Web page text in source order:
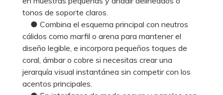
tonos de soporte claros.
● Combina el esquema principal con neutros
cálidos como marfil o arena para mantener el
diseño legible, e incorpora pequeños toques de
coral, ámbar o cobre si necesitas crear una
jerarquía visual instantánea sin competir con los
acentos principales.